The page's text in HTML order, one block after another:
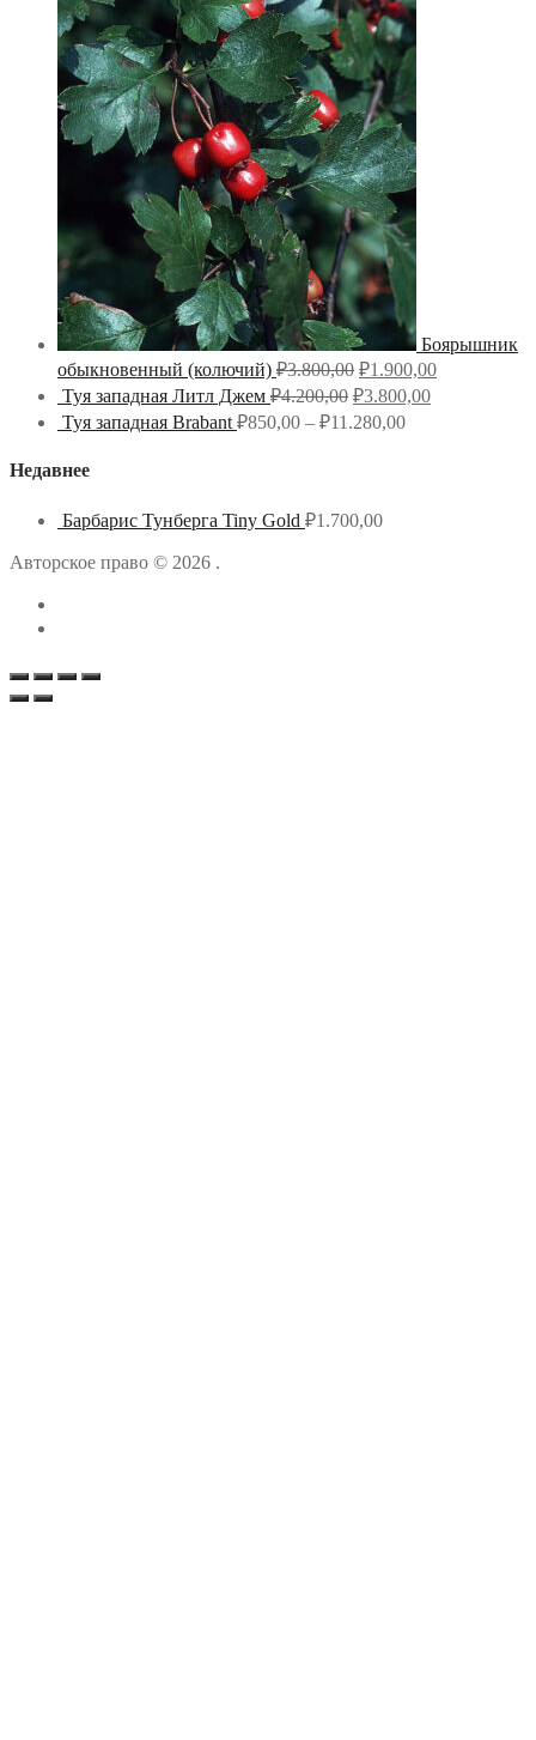
Боярышник
обыкновенный (колючий) ₽3.800,00 ₽1.900,00
Туя западная Литл Джем ₽4.200,00 ₽3.800,00
Туя западная Brabant ₽850,00 – ₽11.280,00
Недавнее
Барбарис Тунберга Tiny Gold ₽1.700,00
Авторское право © 2026 .